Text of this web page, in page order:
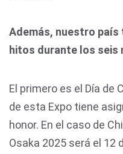
Además, nuestro
hitos durante los seis
El primero es el Día de
de esta Expo tiene
honor. En el caso de
Osaka 2025 será el 12